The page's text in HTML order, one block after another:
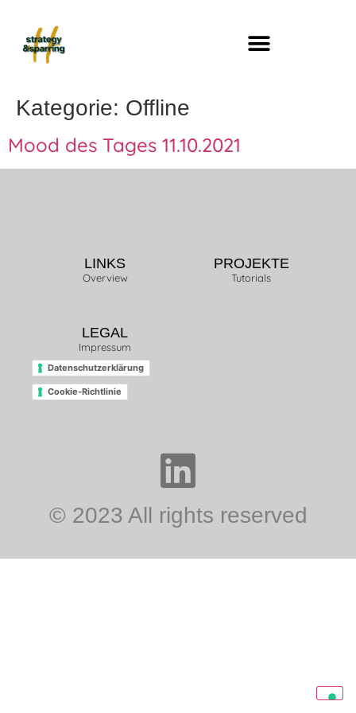
Kategorie: Offline
Mood des Tages 11.10.2021
LINKS
Overview
PROJEKTE
Tutorials
LEGAL
Impressum
Datenschutzerklärung
Cookie-Richtlinie
© 2023 All rights reserved